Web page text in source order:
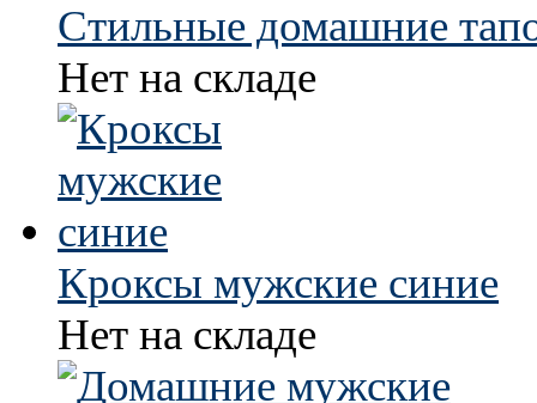
Стильные домашние
Нет на складе
Кроксы мужские синие
Нет на складе